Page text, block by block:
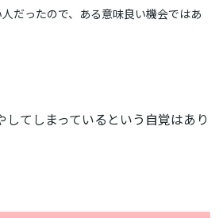
人だったので、ある意味良い機会ではあ
してしまっているという自覚はあり